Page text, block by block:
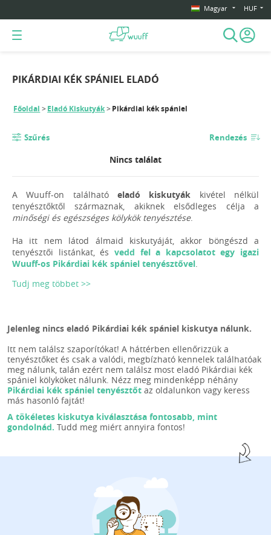
Magyar HUF
PIKÁRDIAI KÉK SPÁNIEL ELADÓ
Főoldal Eladó Kiskutyák Pikárdiai kék spániel
Szűrés Rendezés
Nincs találat
A Wuuff-on található eladó kiskutyák kivétel nélkül
tenyésztőktől származnak, akiknek elsődleges célja a
minőségi és egészséges kölykök tenyésztése.
Ha itt nem látod álmaid kiskutyáját, akkor böngészd a
tenyésztői listánkat, és vedd fel a kapcsolatot egy igazi
Wuuff-os Pikárdiai kék spániel tenyésztővel.
Tudj meg többet >>
Jelenleg nincs eladó Pikárdiai kék spániel kiskutya nálunk.
Itt nem találsz szaporítókat! A háttérben ellenőrizzük a
tenyésztőket és csak a valódi, megbízható kennelek találhatóak
meg nálunk, talán ezért nem találsz most eladó Pikárdiai kék
spániel kölyköket nálunk. Nézz meg mindenképp néhány
Pikárdiai kék spániel tenyésztőt az oldalunkon vagy keress
más hasonló fajtát!
A tökéletes kiskutya kiválasztása fontosabb, mint
gondolnád. Tudd meg miért annyira fontos!